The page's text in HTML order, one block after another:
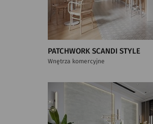
PATCHWORK SCANDI STYLE
Wnętrza komercyjne